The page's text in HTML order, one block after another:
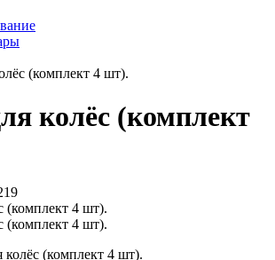
(комплект 4 шт).
колёс (комплект